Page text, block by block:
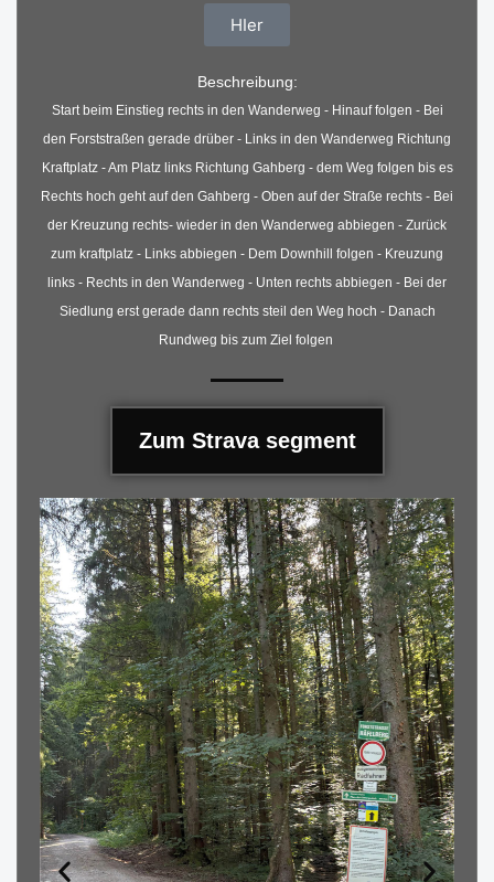
HIer
Beschreibung:
Start beim Einstieg rechts in den Wanderweg - Hinauf folgen - Bei
den Forststraßen gerade drüber - Links in den Wanderweg Richtung
Kraftplatz - Am Platz links Richtung Gahberg - dem Weg folgen bis es
Rechts hoch geht auf den Gahberg - Oben auf der Straße rechts - Bei
der Kreuzung rechts- wieder in den Wanderweg abbiegen - Zurück
zum kraftplatz - Links abbiegen - Dem Downhill folgen - Kreuzung
links - Rechts in den Wanderweg - Unten rechts abbiegen - Bei der
Siedlung erst gerade dann rechts steil den Weg hoch - Danach
Rundweg bis zum Ziel folgen
Zum Strava segment